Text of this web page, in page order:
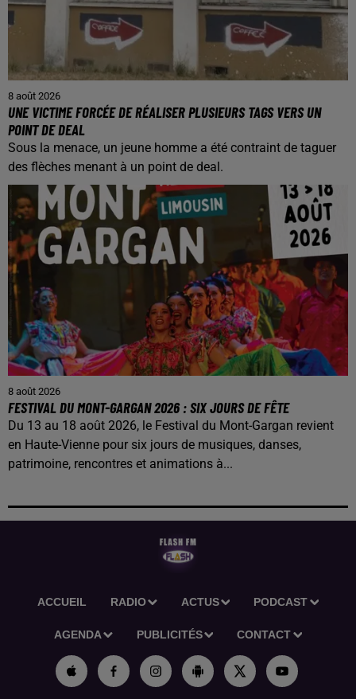
8 août 2026
UNE VICTIME FORCÉE DE RÉALISER PLUSIEURS TAGS VERS UN
POINT DE DEAL
Sous la menace, un jeune homme a été contraint de taguer
des flèches menant à un point de deal.
8 août 2026
FESTIVAL DU MONT-GARGAN 2026 : SIX JOURS DE FÊTE
Du 13 au 18 août 2026, le Festival du Mont-Gargan revient
en Haute-Vienne pour six jours de musiques, danses,
patrimoine, rencontres et animations à...
ACCUEIL RADIO ACTUS PODCAST
AGENDA PUBLICITÉS CONTACT